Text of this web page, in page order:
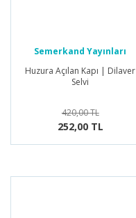
Semerkand Yayınları
Huzura Açılan Kapı | Dilaver
Selvi
420,00 TL
252,00 TL